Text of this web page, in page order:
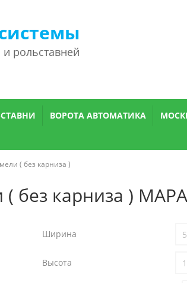
рольставней
ВОРОТА АВТОМАТИКА
( без карниза )
без карниза )
Ширина
Высота